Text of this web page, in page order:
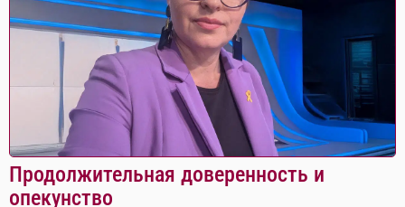
Продолжительная доверенность и
опекунство